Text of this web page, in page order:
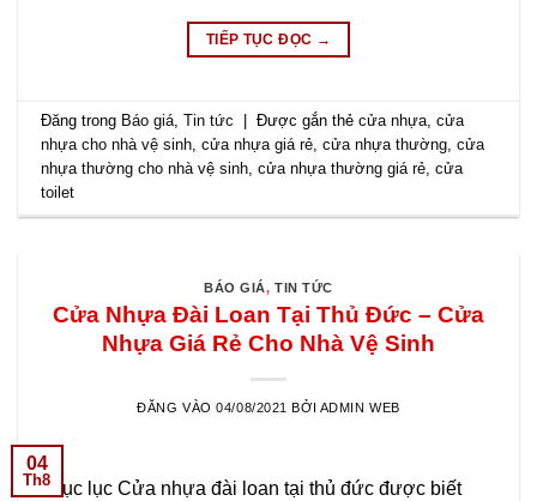
TIẾP TỤC ĐỌC →
Đăng trong Báo giá,Tin tức Được gắn thẻcửa nhựa,cửa
nhựa cho nhà vệ sinh,cửa nhựa giá rẻ,cửa nhựa thường,cửa
nhựa thường cho nhà vệ sinh,cửa nhựa thường giá rẻ,cửa
toilet
BÁO GIÁ,TIN TỨC
Cửa Nhựa Đài Loan Tại Thủ Đức – Cửa
Nhựa Giá Rẻ Cho Nhà Vệ Sinh
ĐĂNG VÀO04/08/2021 BỞI ADMIN WEB
04
Th8Mục lục Cửa nhựa đài loan tại thủ đức được biết